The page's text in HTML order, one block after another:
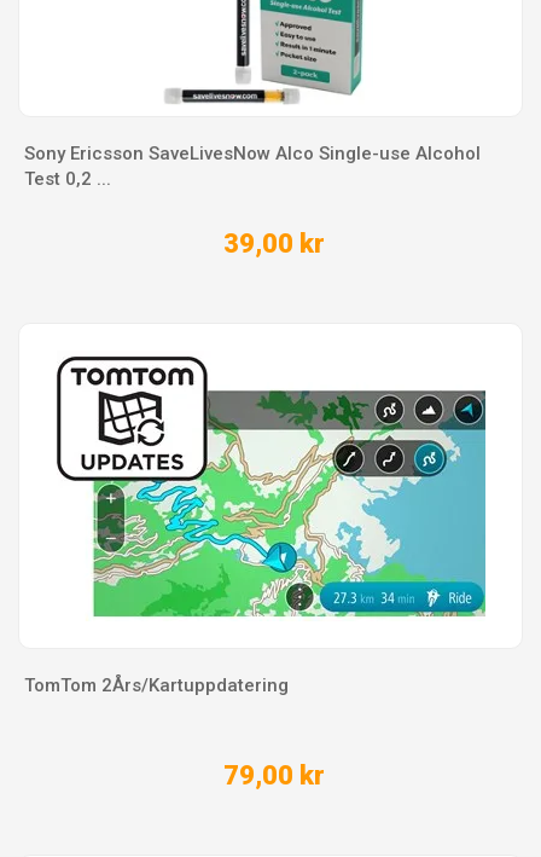
Sony Ericsson SaveLivesNow Alco Single-use Alcohol
Test 0,2 ...
39,00 kr
TomTom 2Års/Kartuppdatering
79,00 kr